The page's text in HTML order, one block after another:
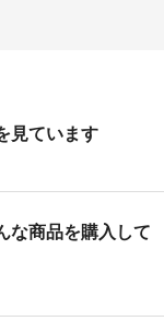
見ています
な商品を購入して